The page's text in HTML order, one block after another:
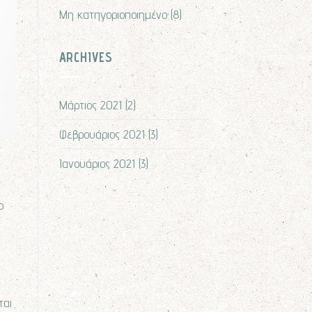
Μη κατηγοριοποιημένο(8)
ARCHIVES
Μάρτιος 2021(2)
Φεβρουάριος 2021(3)
Ιανουάριος 2021 (3)